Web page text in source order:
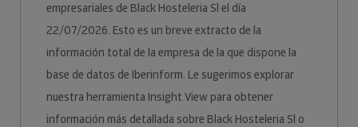
empresariales de Black Hosteleria Sl el día
22/07/2026. Esto es un breve extracto de la
información total de la empresa de la que dispone la
base de datos de Iberinform. Le sugerimos explorar
nuestra herramienta Insight View para obtener
información más detallada sobre Black Hosteleria Sl o